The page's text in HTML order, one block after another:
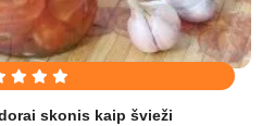
skonis kaip švieži